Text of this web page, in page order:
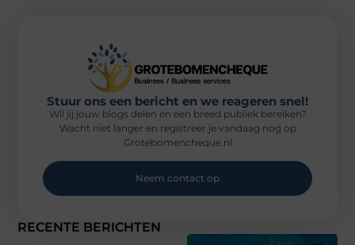
RECENTE BERICHTEN
Stuur ons een bericht en we reageren snel!
Wil jij jouw blogs delen en een breed publiek bereiken?
Wacht niet langer en registreer je vandaag nog op
Grotebomencheque.nl
Neem contact op